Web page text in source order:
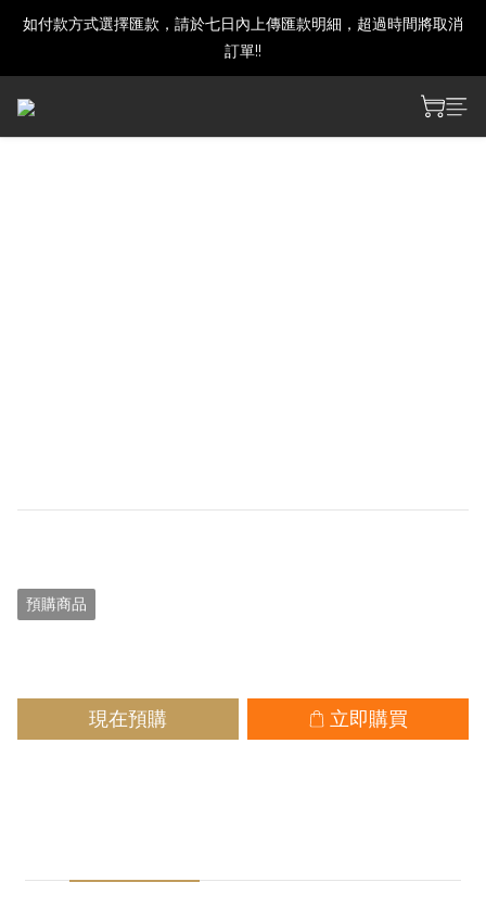
建議下單前發訊確認商品是否還有庫存喔!
如付款方式選擇匯款，請於七日內上傳匯款明細，超過時間將取消
訂單!!
預購商品
現在預購 立即購買